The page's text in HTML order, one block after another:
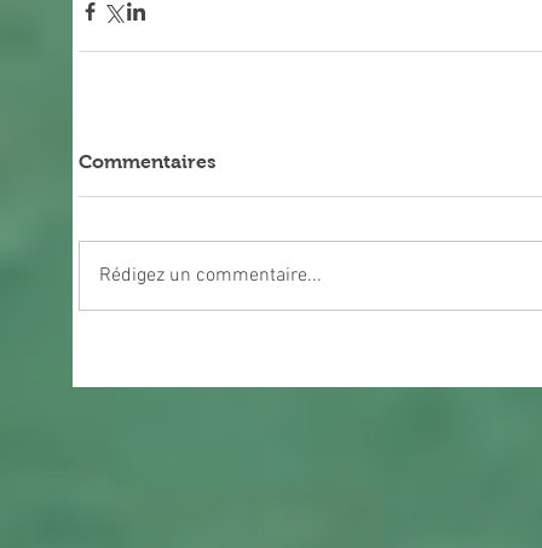
Commentaires
Rédigez un commentaire...